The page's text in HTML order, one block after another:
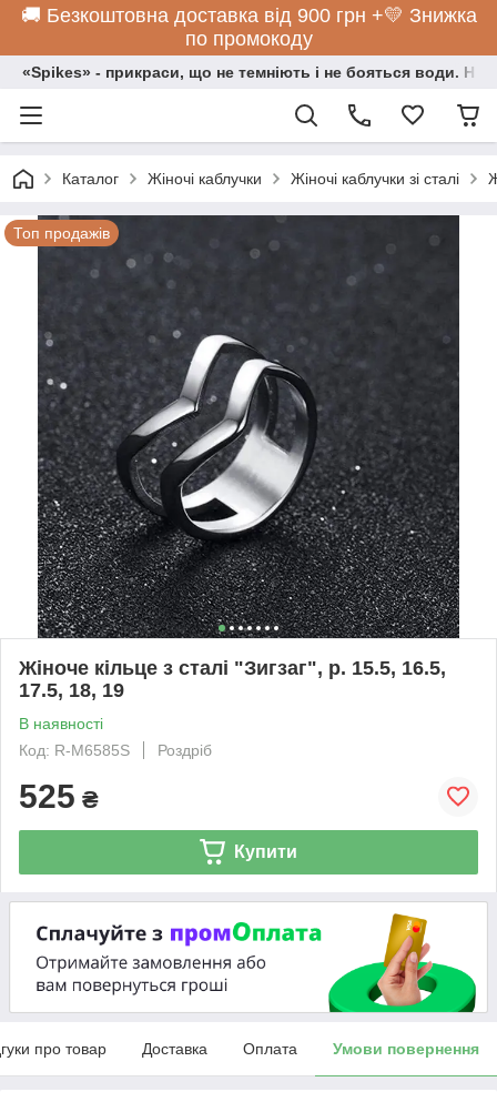
🚚 Безкоштовна доставка від 900 грн +💛 Знижка
по промокоду
«Spikes» - прикраси, що не темніють і не бояться води.
Каталог Жіночі каблучки Жіночі каблучки зі сталі
Топ продажів
Жіноче кільце з сталі "Зигзаг", р. 15.5, 16.5,
17.5, 18, 19
В наявності
Код: R-M6585S
Роздріб
525 ₴
Купити
про товар Доставка Оплата Умови повернення